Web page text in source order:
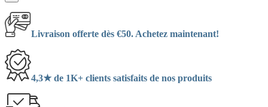
Livraison offerte dès €50. Achetez maintenant!
4,3★ de 1K+ clients satisfaits de nos produits